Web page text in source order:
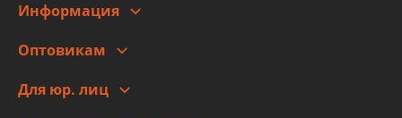
Информация
Адреса
Новости
Оптовикам
Для юр. лиц